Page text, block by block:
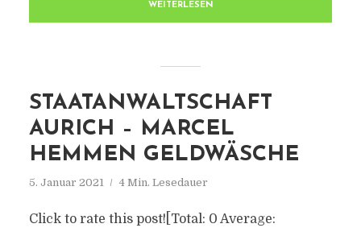
WEITERLESEN
STAATANWALTSCHAFT
AURICH – MARCEL
HEMMEN GELDWÄSCHE
5. Januar 2021 4 Min. Lesedauer
Click to rate this post![Total: 0 Average: